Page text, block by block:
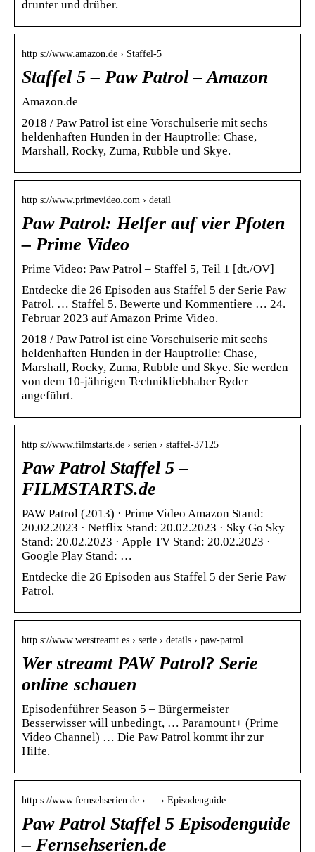
drunter und drüber.
http s://www.amazon.de › Staffel-5
Staffel 5 – Paw Patrol – Amazon
Amazon.de
2018 / Paw Patrol ist eine Vorschulserie mit sechs
heldenhaften Hunden in der Hauptrolle: Chase,
Marshall, Rocky, Zuma, Rubble und Skye.
http s://www.primevideo.com › detail
Paw Patrol: Helfer auf vier Pfoten
– Prime Video
Prime Video: Paw Patrol – Staffel 5, Teil 1 [dt./OV]
Entdecke die 26 Episoden aus Staffel 5 der Serie Paw
Patrol. … Staffel 5. Bewerte und Kommentiere … 24.
Februar 2023 auf Amazon Prime Video.
2018 / Paw Patrol ist eine Vorschulserie mit sechs
heldenhaften Hunden in der Hauptrolle: Chase,
Marshall, Rocky, Zuma, Rubble und Skye. Sie werden
von dem 10-jährigen Technikliebhaber Ryder
angeführt.
http s://www.filmstarts.de › serien › staffel-37125
Paw Patrol Staffel 5 –
FILMSTARTS.de
PAW Patrol (2013) · Prime Video Amazon Stand:
20.02.2023 · Netflix Stand: 20.02.2023 · Sky Go Sky
Stand: 20.02.2023 · Apple TV Stand: 20.02.2023 ·
Google Play Stand: …
Entdecke die 26 Episoden aus Staffel 5 der Serie Paw
Patrol.
http s://www.werstreamt.es › serie › details › paw-patrol
Wer streamt PAW Patrol? Serie
online schauen
Episodenführer Season 5 – Bürgermeister
Besserwisser will unbedingt, … Paramount+ (Prime
Video Channel) … Die Paw Patrol kommt ihr zur
Hilfe.
http s://www.fernsehserien.de › … › Episodenguide
Paw Patrol Staffel 5 Episodenguide
– Fernsehserien.de